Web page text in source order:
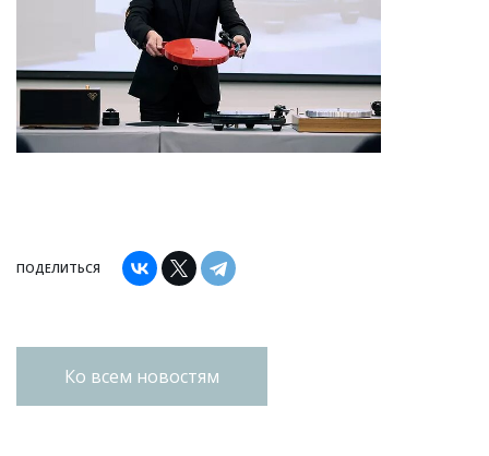
ПОДЕЛИТЬСЯ
Ко всем новостям